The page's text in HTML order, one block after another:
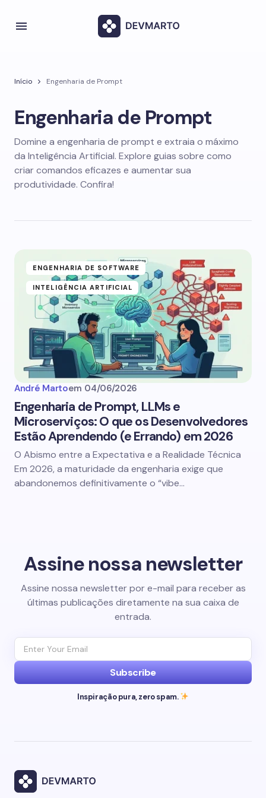
Início Engenharia de Prompt
Engenharia de Prompt
Domine a engenharia de prompt e extraia o máximo
da Inteligência Artificial. Explore guias sobre como
criar comandos eficazes e aumentar sua
produtividade. Confira!
ENGENHARIA DE SOFTWARE
INTELIGÊNCIA ARTIFICIAL
André Martoem 04/06/2026
Engenharia de Prompt, LLMs e
Microserviços: O que os Desenvolvedores
Estão Aprendendo (e Errando) em 2026
O Abismo entre a Expectativa e a Realidade Técnica
Em 2026, a maturidade da engenharia exige que
abandonemos definitivamente o “vibe…
Assine nossa newsletter
Assine nossa newsletter por e-mail para receber as
últimas publicações diretamente na sua caixa de
entrada.
Subscribe
Inspiração pura, zero spam.